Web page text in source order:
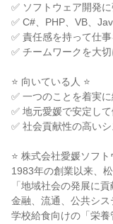
✅ ソフトウェア開発
✅ C#、PHP、VB、
✅ 責任感を持って仕
✅ チームワークを大
⭐ 向いている人 ⭐
✅ 一つのことを着実
✅ 地元愛媛で安定し
✅ 社会貢献性の高い
⭐ 株式会社愛媛ソフ
1983年の創業以来、
「地域社会の発展に
金融、流通、公共シス
学校給食向けの「栄